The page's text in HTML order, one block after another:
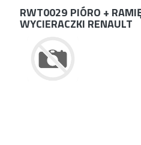
RWT0029 PIÓRO +
WYCIERACZKI RENAULT